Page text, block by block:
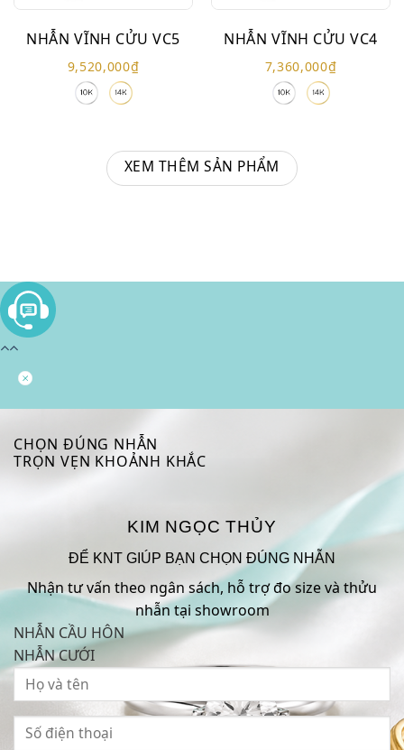
NHẪN VĨNH CỬU VC5
9,520,000₫
NHẪN VĨNH CỬU VC4
7,360,000₫
XEM THÊM SẢN PHẨM
CHỌN ĐÚNG NHẪN
TRỌN VẸN KHOẢNH KHẮC
KIM NGỌC THỦY
ĐỂ KNT GIÚP BẠN CHỌN ĐÚNG NHẪN
Nhận tư vấn theo ngân sách, hỗ trợ đo size và thửu
nhẫn tại showroom
NHẪN CẦU HÔN
NHẪN CƯỚI